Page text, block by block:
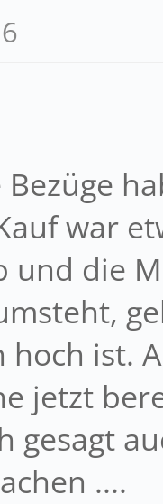
Bezüge
war
und die
hoch ist.
jetzt
gesagt
....